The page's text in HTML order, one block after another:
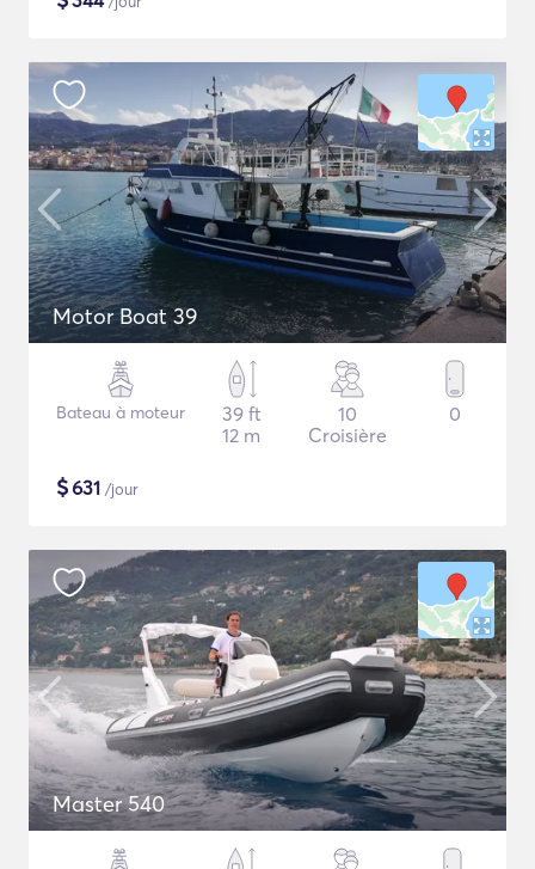
Motor Boat 39
Bateau à moteur
39 ft
12 m
10
Croisière
0
$631 /jour
Master 540